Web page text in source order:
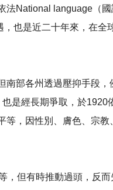
法National language（
也是近二十年來，在全
南部各州透過壓抑手段，
是經長期爭取，於1920
等，因性別、膚色、宗教
，但有時推動過頭，反而